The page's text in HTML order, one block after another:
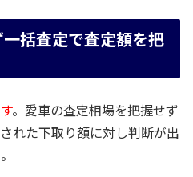
括査定で査定額を把
。愛車の査定相場を把握せず
れた下取り額に対し判断が出